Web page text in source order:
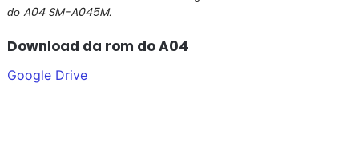
do A04 SM-A045M.
Download da rom do A04
Google Drive